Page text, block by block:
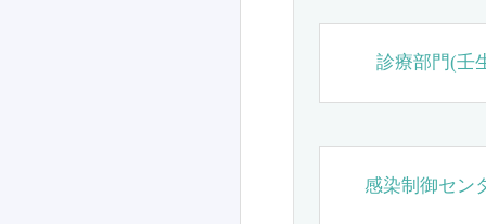
診療部門(壬
感染制御セン